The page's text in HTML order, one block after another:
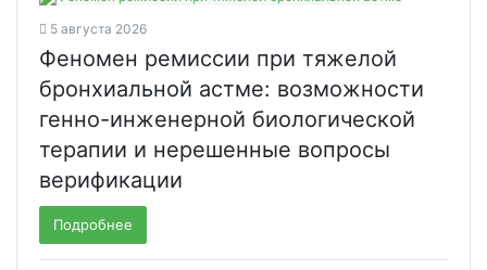
5 августа 2026
Феномен ремиссии при тяжелой
бронхиальной астме: возможности
генно-инженерной биологической
терапии и нерешенные вопросы
верификации
Подробнее